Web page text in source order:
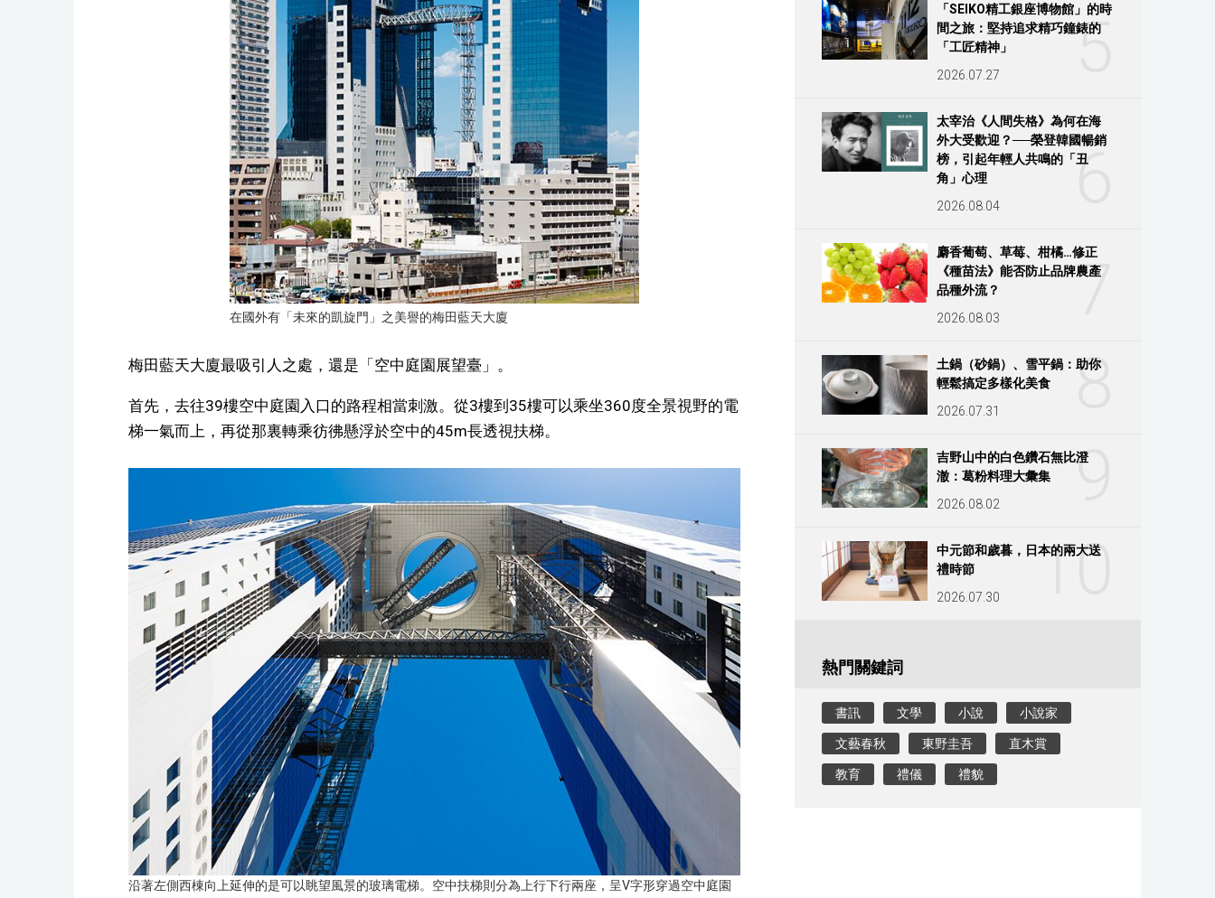
在國外有「未來的凱旋門」之美譽的梅田藍天大廈
梅田藍天大廈最吸引人之處，還是「空中庭園展望臺」。
首先，去往39樓空中庭園入口的路程相當刺激。從3樓到35樓可以乘坐360度全景視野的電
梯一氣而上，再從那裏轉乘彷彿懸浮於空中的45m長透視扶梯。
沿著左側西棟向上延伸的是可以眺望風景的玻璃電梯。空中扶梯則分為上行下行兩座，呈V字形穿過空中庭園
5
「SEIKO精工銀座博物館」的時
間之旅：堅持追求精巧鐘錶的
「工匠精神」
2026.07.27
6
太宰治《人間失格》為何在海
外大受歡迎？──榮登韓國暢銷
榜，引起年輕人共鳴的「丑
角」心理
2026.08.04
7
麝香葡萄、草莓、柑橘…修正
《種苗法》能否防止品牌農產
品種外流？
2026.08.03
8
土鍋（砂鍋）、雪平鍋：助你
輕鬆搞定多樣化美食
2026.07.31
9
吉野山中的白色鑽石無比澄
澈：葛粉料理大彙集
2026.08.02
10
中元節和歲暮，日本的兩大送
禮時節
2026.07.30
熱門關鍵詞
書訊 文學 小說 小說家
文藝春秋 東野圭吾 直木賞
教育 禮儀 禮貌